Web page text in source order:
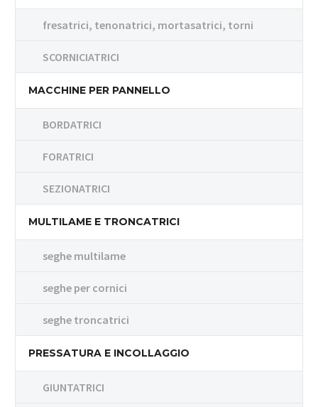
fresatrici, tenonatrici, mortasatrici, torni
SCORNICIATRICI
MACCHINE PER PANNELLO
BORDATRICI
FORATRICI
SEZIONATRICI
MULTILAME E TRONCATRICI
seghe multilame
seghe per cornici
seghe troncatrici
PRESSATURA E INCOLLAGGIO
GIUNTATRICI